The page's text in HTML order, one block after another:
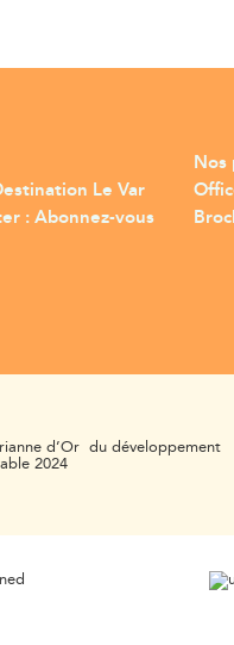
Le Var
: Abonnez-vous
Nos
d’Or du développement
2024